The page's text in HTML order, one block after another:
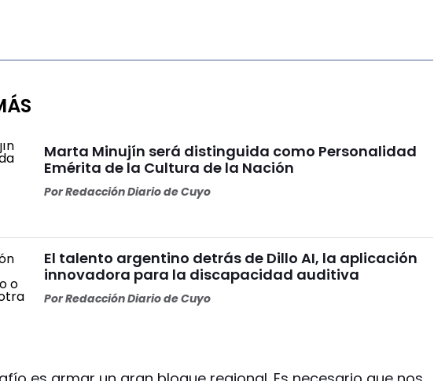
Marta Minujín será distinguida como Personalidad
Emérita de la Cultura de la Nación
PorRedacción Diario de Cuyo
El talento argentino detrás de Dillo AI, la aplicación
innovadora para la discapacidad auditiva
PorRedacción Diario de Cuyo